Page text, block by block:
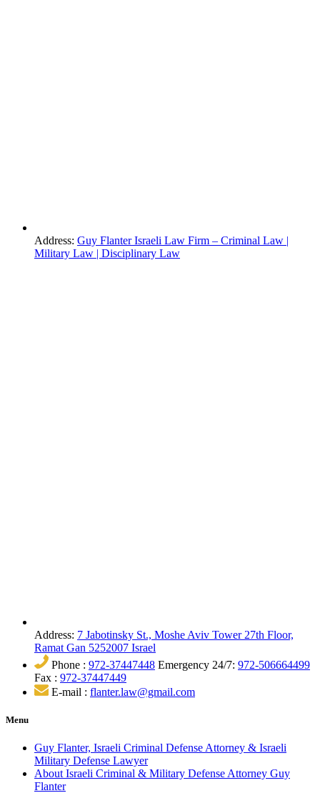
Address: Guy Flanter Israeli Law Firm – Criminal Law |
Military Law | Disciplinary Law
Address: 7 Jabotinsky St., Moshe Aviv Tower 27th Floor,
Ramat Gan 5252007 Israel
Phone : 972-37447448 Emergency 24/7: 972-506664499
Fax : 972-37447449
E-mail : flanter.law@gmail.com
Menu
Guy Flanter, Israeli Criminal Defense Attorney & Israeli
Military Defense Lawyer
About Israeli Criminal & Military Defense Attorney Guy
Flanter